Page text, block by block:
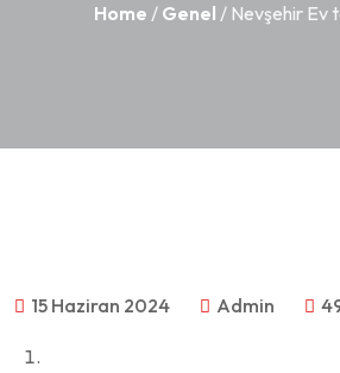
Home / Genel / Nevşehir Ev
15 Haziran 2024 Admin